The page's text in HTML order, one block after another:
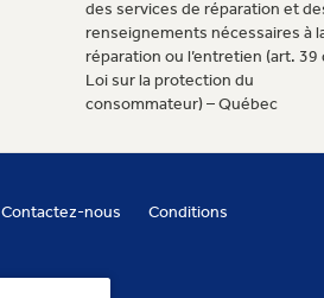
des services de réparation et
renseignements nécessaires à
réparation ou l’entretien (art. 39
Loi sur la protection du
consommateur) – Québec
Contactez-nous Conditions